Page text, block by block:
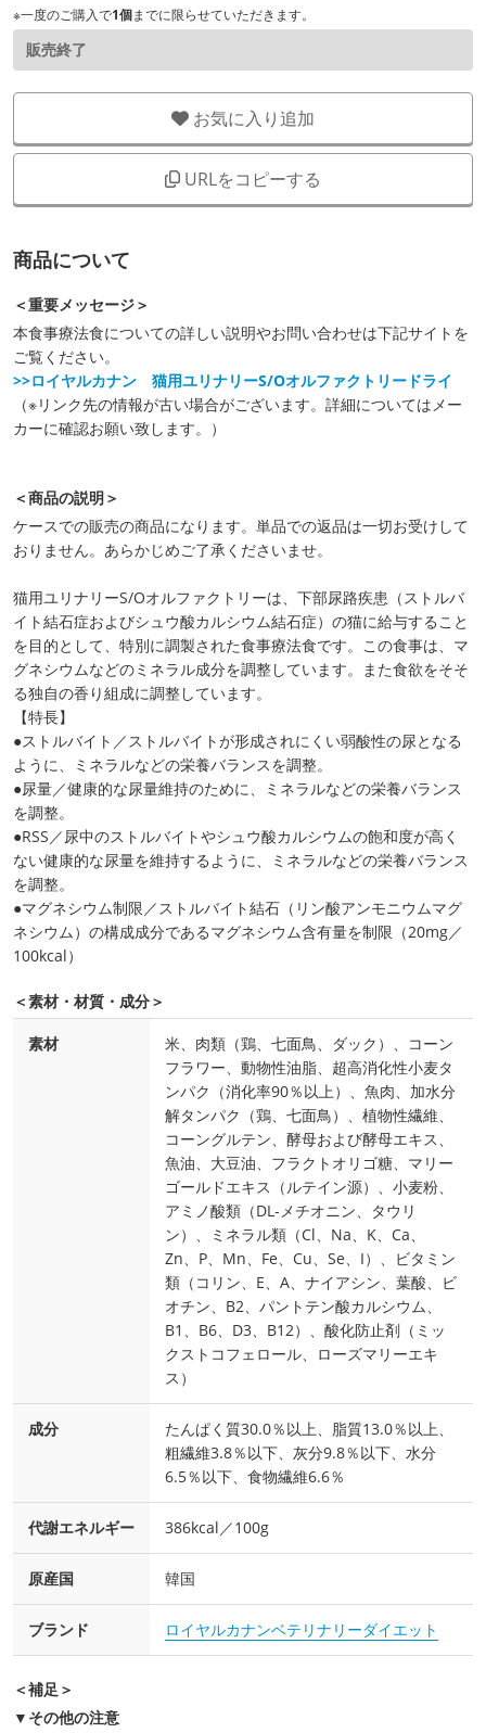
※一度のご購入で1個までに限らせていただきます。
販売終了
お気に入り追加
URLをコピーする
商品について
＜重要メッセージ＞
本食事療法食についての詳しい説明やお問い合わせは下記サイトを
ご覧ください。
>>ロイヤルカナン 猫用ユリナリーS/Oオルファクトリードライ
（※リンク先の情報が古い場合がございます。詳細についてはメー
カーに確認お願い致します。）
＜商品の説明＞
ケースでの販売の商品になります。単品での返品は一切お受けして
おりません。あらかじめご了承くださいませ。
猫用ユリナリーS/Oオルファクトリーは、下部尿路疾患（ストルバ
イト結石症およびシュウ酸カルシウム結石症）の猫に給与すること
を目的として、特別に調製された食事療法食です。この食事は、マ
グネシウムなどのミネラル成分を調整しています。また食欲をそそ
る独自の香り組成に調整しています。
【特長】
●ストルバイト／ストルバイトが形成されにくい弱酸性の尿となる
ように、ミネラルなどの栄養バランスを調整。
●尿量／健康的な尿量維持のために、ミネラルなどの栄養バランス
を調整。
●RSS／尿中のストルバイトやシュウ酸カルシウムの飽和度が高く
ない健康的な尿量を維持するように、ミネラルなどの栄養バランス
を調整。
●マグネシウム制限／ストルバイト結石（リン酸アンモニウムマグ
ネシウム）の構成成分であるマグネシウム含有量を制限（20mg／
100kcal）
＜素材・材質・成分＞
素材
米、肉類（鶏、七面鳥、ダック）、コーン
フラワー、動物性油脂、超高消化性小麦タ
ンパク（消化率90％以上）、魚肉、加水分
解タンパク（鶏、七面鳥）、植物性繊維、
コーングルテン、酵母および酵母エキス、
魚油、大豆油、フラクトオリゴ糖、マリー
ゴールドエキス（ルテイン源）、小麦粉、
アミノ酸類（DL‐メチオニン、タウリ
ン）、ミネラル類（Cl、Na、K、Ca、
Zn、P、Mn、Fe、Cu、Se、I）、ビタミン
類（コリン、E、A、ナイアシン、葉酸、ビ
オチン、B2、パントテン酸カルシウム、
B1、B6、D3、B12）、酸化防止剤（ミッ
クストコフェロール、ローズマリーエキ
ス）
成分
たんぱく質30.0％以上、脂質13.0％以上、
粗繊維3.8％以下、灰分9.8％以下、水分
6.5％以下、食物繊維6.6％
代謝エネルギー 386kcal／100g
原産国 韓国
ブランド ロイヤルカナンベテリナリーダイエット
＜補足＞
▼その他の注意